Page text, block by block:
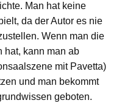
Man hat keine
da der Autor es nie
Wenn man die
hat, kann man ab
mit Pavetta)
und man bekommt
geboten.